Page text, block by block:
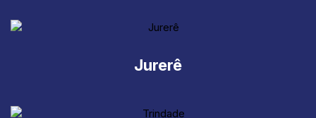
Jurerê